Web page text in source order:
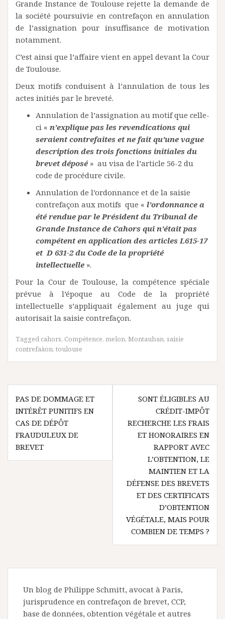
Grande Instance de Toulouse rejette la demande de
la société poursuivie en contrefaçon en annulation
de l’assignation pour insuffisance de motivation
notamment.
C’est ainsi que l’affaire vient en appel devant la Cour
de Toulouse.
Deux motifs conduisent à l’annulation de tous les
actes initiés par le breveté.
Annulation de l’assignation au motif que celle-
ci « n’explique pas les revendications qui
seraient contrefaites et ne fait qu’une vague
description des trois fonctions initiales du
brevet déposé » au visa de l’article 56-2 du
code de procédure civile.
Annulation de l’ordonnance et de la saisie
contrefaçon aux motifs que « l’ordonnance a
été rendue par le Président du Tribunal de
Grande Instance de Cahors qui n’était pas
compétent en application des articles L615-17
et D 631-2 du Code de la propriété
intellectuelle ».
Pour la Cour de Toulouse, la compétence spéciale
prévue à l’époque au Code de la propriété
intellectuelle s’appliquait également au juge qui
autorisait la saisie contrefaçon.
Tagged cahors, Compétence, melon, Montauban, saisie
contrefaàon, toulouse
Navigation
de
l’article
PAS DE DOMMAGE ET
INTÉRÊT PUNITIFS EN
CAS DE DÉPÔT
FRAUDULEUX DE
BREVET
SONT ÉLIGIBLES AU
CRÉDIT-IMPÔT
RECHERCHE LES FRAIS
ET HONORAIRES EN
RAPPORT AVEC
L’OBTENTION, LE
MAINTIEN ET LA
DÉFENSE DES BREVETS
ET DES CERTIFICATS
D’OBTENTION
VÉGÉTALE, MAIS POUR
COMBIEN DE TEMPS ?
Un blog de Philippe Schmitt, avocat à Paris,
jurisprudence en contrefaçon de brevet, CCP,
base de données, obtention végétale et autres